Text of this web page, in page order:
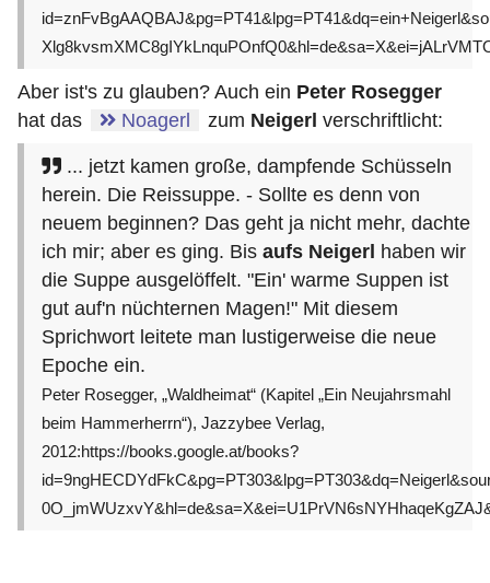
Aber ist's zu glauben? Auch ein Peter Rosegger
hat das
Noagerl zum Neigerl verschriftlicht:
... jetzt kamen große, dampfende Schüsseln
herein. Die Reissuppe. - Sollte es denn von
neuem beginnen? Das geht ja nicht mehr, dachte
ich mir; aber es ging. Bis aufs Neigerl haben wir
die Suppe ausgelöffelt. "Ein' warme Suppen ist
gut auf'n nüchternen Magen!" Mit diesem
Sprichwort leitete man lustigerweise die neue
Epoche ein.
Peter Rosegger, „Waldheimat“ (Kapitel „Ein Neujahrsmahl
beim Hammerherrn“), Jazzybee Verlag,
2012:https://books.google.at/books?